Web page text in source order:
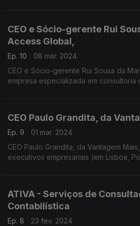
CEO e Sócio-gerente Rui
Access Global,
Ep. 10
08 mar. 2024
CEO e Sócio-gerente Rui Sousa da
empresa especializada em consultoria
CEO Paulo Grandita, da
Ep. 9
01 mar. 2024
CEO Paulo Grandita, da Vantagem
executivos empresariais (em Lisboa,
ATIVA - Serviços de
Contabilística
Ep. 8 23 fev. 2024